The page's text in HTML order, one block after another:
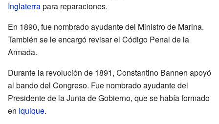
Inglaterrapara reparaciones.
En 1890, fue nombrado ayudante del Ministro de Marina.
También se le encargó revisar el Código Penal de la
Armada.
Durante la revolución de 1891, Constantino Bannen apoyó
al bando del Congreso. Fue nombrado ayudante del
Presidente de la Junta de Gobierno, que se había formado
en Iquique.